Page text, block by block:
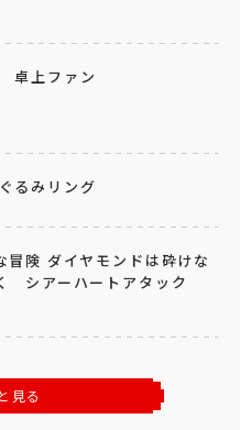
卓上ファン
るみリング
冒険 ダイヤモンドは砕けな
シアーハートアタック
見る